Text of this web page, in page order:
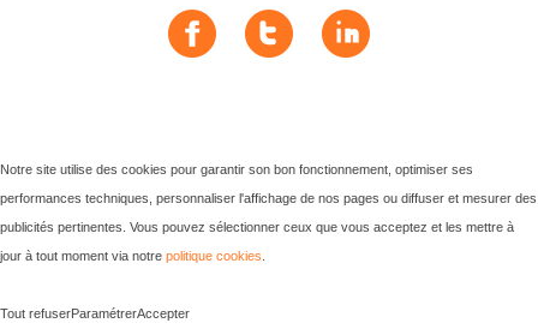
Notre site utilise des cookies pour garantir son bon fonctionnement, optimiser ses
performances techniques, personnaliser l'affichage de nos pages ou diffuser et mesurer des
publicités pertinentes. Vous pouvez sélectionner ceux que vous acceptez et les mettre à
jour à tout moment via notre politique cookies
Tout refuserParamétrerAccepter